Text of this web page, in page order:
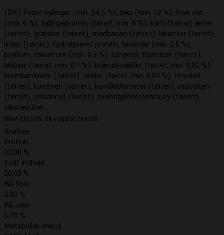
(DK) Friske kyllinger (min. 54,5 %), laks (min. 12 %), frisk sild
(min. 6 %), kyllingeprotein (tørret, min. 6 %), kartoffelmel, ærter
(tørret), græskar (tørret), madbanan (tørret), kikærter (tørret),
linser (tørret), hydrolyseret protein, lakseolie (min. 0,5 %),
psyllium, colostrum (min. 0,3 %), tangmel, tranebær (tørret),
blåbær (tørret, min. 0,1 %), brændenælder (tørret, min. 0,02 %),
brombærblade (tørret), røllike (tørret, min. 0,02 %), fennikel
(tørret), kommen (tørret), kamilleblomster (tørret), mistelten
(tørret), ensianrod (tørret), tusindgylden/centaury (tørret),
cikoriepulver.
Blue Ocean  til voksne hunde
Analyse:
Protein
33.00 %
Fedt indhold
20.00 %
Rå fibre
2.00 %
Rå aske
6.70 %
Metabolisk energi